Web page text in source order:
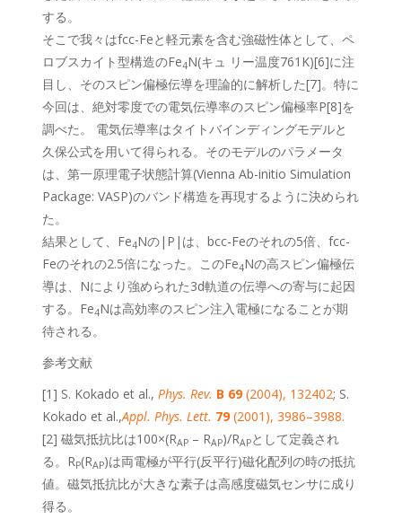
する。
そこで我々はfcc-Feと軽元素を含む強磁性体として、ペ
ロブスカイト型構造のFe4N(キュ リー温度761K)[6]に注
目し、そのスピン偏極伝導を理論的に解析した[7]。特に
今回は、絶対零度での電気伝導率のスピン偏極率P[8]を
調べた。 電気伝導率はタイトバインディングモデルと
久保公式を用いて得られる。そのモデルのパラメータ
は、第一原理電子状態計算(Vienna Ab-initio Simulation
Package: VASP)のバンド構造を再現するように決められ
た。
結果として、Fe4Nの|P|は、bcc-Feのそれの5倍、fcc-
Feのそれの2.5倍になった。このFe4Nの高スピン偏極伝
導は、Nにより強められた3d軌道の伝導への寄与に起因
する。Fe4Nは高効率のスピン注入電極になることが期
待される。
参考文献
[1] S. Kokado et al.,Phys. Rev. B 69(2004), 132402; S.
Kokado et al.,Appl. Phys. Lett. 79(2001), 3986–3988.
[2] 磁気抵抗比は100×(RAP – RAP)/RAPとして定義され
る。RP(RAP)は両電極が平行(反平行)磁化配列の時の抵抗
値。磁気抵抗比が大きな素子は高感度磁気センサに成り
得る。